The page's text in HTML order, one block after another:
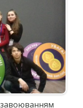
завоюванням